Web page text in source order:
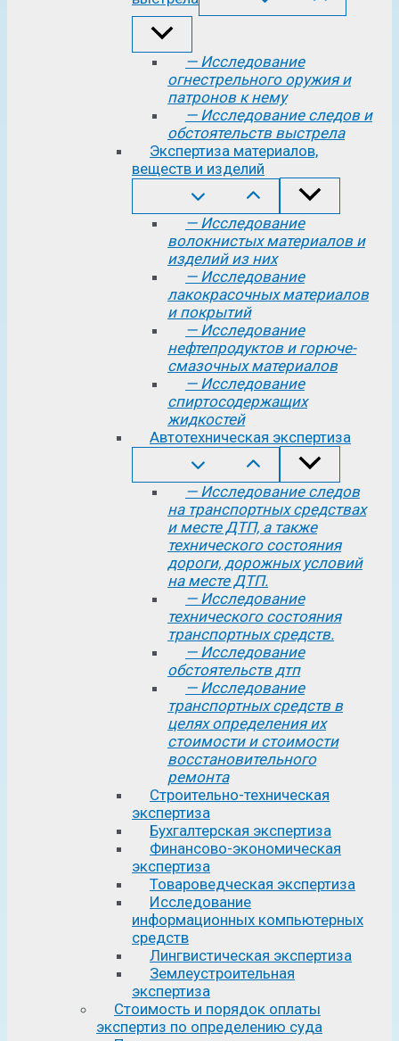
— Исследование
огнестрельного оружия и
патронов к нему
— Исследование следов и
обстоятельств выстрела
Экспертиза материалов,
веществ и изделий
— Исследование
волокнистых материалов и
изделий из них
— Исследование
лакокрасочных материалов
и покрытий
— Исследование
нефтепродуктов и горюче-
смазочных материалов
— Исследование
спиртосодержащих
жидкостей
Автотехническая экспертиза
— Исследование следов
на транспортных средствах
и месте ДТП, а также
технического состояния
дороги, дорожных условий
на месте ДТП.
— Исследование
технического состояния
транспортных средств.
— Исследование
обстоятельств дтп
— Исследование
транспортных средств в
целях определения их
стоимости и стоимости
восстановительного
ремонта
Строительно-техническая
экспертиза
Бухгалтерская экспертиза
Финансово-экономическая
экспертиза
Товароведческая экспертиза
Исследование
информационных компьютерных
средств
Лингвистическая экспертиза
Землеустроительная
экспертиза
Стоимость и порядок оплаты
экспертиз по определению суда